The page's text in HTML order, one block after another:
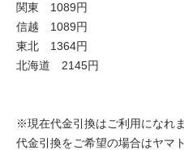
関東 1089円
信越 1089円
東北 1364円
北海道 2145円
※現在代金引換はご利用になれま
代金引換をご希望の場合はヤマ